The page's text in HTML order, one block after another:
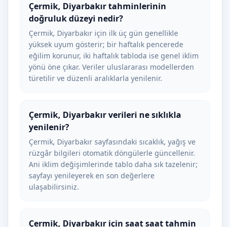
Çermik, Diyarbakır tahminlerinin
doğruluk düzeyi nedir?
Çermik, Diyarbakır için ilk üç gün genellikle
yüksek uyum gösterir; bir haftalık pencerede
eğilim korunur, iki haftalık tabloda ise genel iklim
yönü öne çıkar. Veriler uluslararası modellerden
türetilir ve düzenli aralıklarla yenilenir.
Çermik, Diyarbakır verileri ne sıklıkla
yenilenir?
Çermik, Diyarbakır sayfasındaki sıcaklık, yağış ve
rüzgâr bilgileri otomatik döngülerle güncellenir.
Ani iklim değişimlerinde tablo daha sık tazelenir;
sayfayı yenileyerek en son değerlere
ulaşabilirsiniz.
Çermik, Diyarbakır için saat saat tahmin